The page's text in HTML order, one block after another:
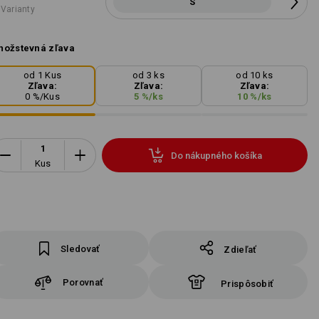
zľava
od 1 Kus
Zľava:
0 %/Kus
od 3 ks
Zľava:
5 %/ ks
od 10 ks
Zľava:
10 %/ks
Kus
Do nákupného košíka
Sledovať Zdieľať
Porovnať Prispôsobiť